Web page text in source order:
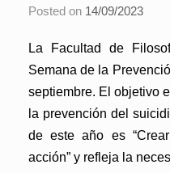
Posted on 14/09/2023
La Facultad de
Semana de la
septiembre. El objetivo
la prevención del
de este año es
acción” y refleja la